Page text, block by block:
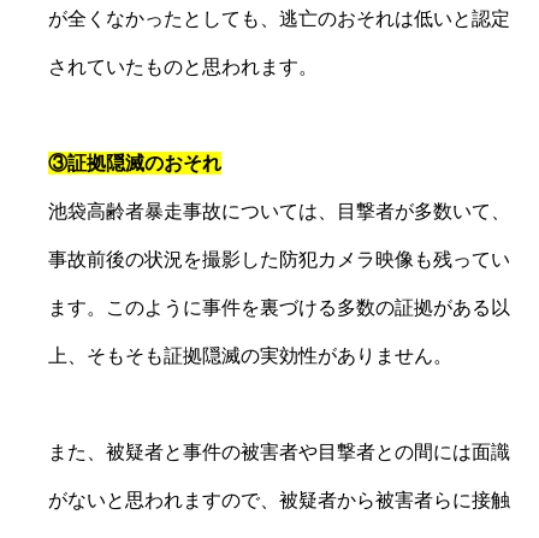
が全くなかったとしても、逃亡のおそれは低いと認定
されていたものと思われます。
③証拠隠滅のおそれ
池袋高齢者暴走事故については、目撃者が多数いて、
事故前後の状況を撮影した防犯カメラ映像も残ってい
ます。このように事件を裏づける多数の証拠がある以
上、そもそも証拠隠滅の実効性がありません。
また、被疑者と事件の被害者や目撃者との間には面識
がないと思われますので、被疑者から被害者らに接触